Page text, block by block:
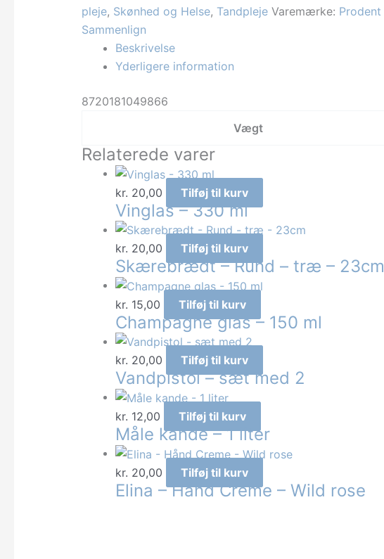
pleje, Skønhed og Helse, Tandpleje Varemærke: Prodent
Sammenlign
Beskrivelse
Yderligere information
8720181049866
Vægt
Relaterede varer
kr. 20,00 Tilføj til kurv
Vinglas – 330 ml
kr. 20,00 Tilføj til kurv
Skærebrædt – Rund – træ – 23cm
kr. 15,00 Tilføj til kurv
Champagne glas – 150 ml
kr. 20,00 Tilføj til kurv
Vandpistol – sæt med 2
kr. 12,00 Tilføj til kurv
Måle kande – 1 liter
kr. 20,00 Tilføj til kurv
Elina – Hånd Creme – Wild rose